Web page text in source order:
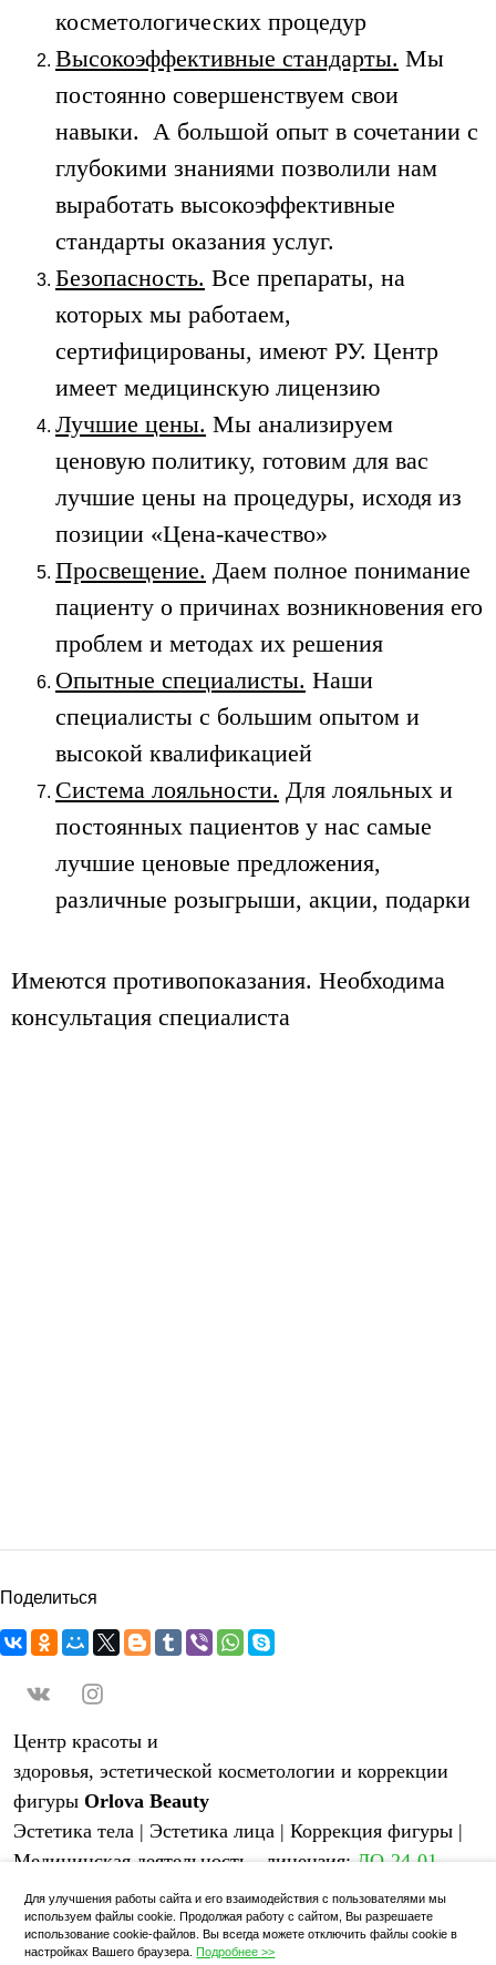
косметологических процедур
Высокоэффективные стандарты. Мы
постоянно совершенствуем свои
навыки. А большой опыт в сочетании с
глубокими знаниями позволили нам
выработать высокоэффективные
стандарты оказания услуг.
Безопасность. Все препараты, на
которых мы работаем,
сертифицированы, имеют РУ. Центр
имеет медицинскую лицензию
Лучшие цены. Мы анализируем
ценовую политику, готовим для вас
лучшие цены на процедуры, исходя из
позиции «Цена-качество»
Просвещение. Даем полное понимание
пациенту о причинах возникновения его
проблем и методах их решения
Опытные специалисты. Наши
специалисты с большим опытом и
высокой квалификацией
Система лояльности. Для лояльных и
постоянных пациентов у нас самые
лучшие ценовые предложения,
различные розыгрыши, акции, подарки​​
Имеются противопоказания. Необходима
консультация специалиста
Поделиться
Центр красоты и
здоровья, эстетической косметологии и коррекции
фигуры Orlova Beauty
Эстетика тела | Эстетика лица | Коррекция фигуры |
Медицинская деятельность - лицензия: ЛО-24-01-
004398от 07 июня 2019 года
Оставить отзыв о центре |Акции и специальные
Для улучшения работы сайта и его взаимодействия с пользователями мы
используем файлы cookie. Продолжая работу с сайтом, Вы разрешаете
использование cookie-файлов. Вы всегда можете отключить файлы cookie в
настройках Вашего браузера.Подробнее >>